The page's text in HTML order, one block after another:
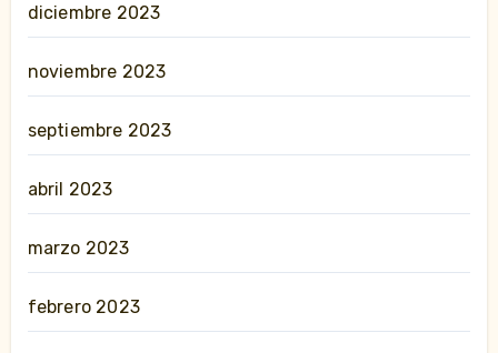
diciembre 2023
noviembre 2023
septiembre 2023
abril 2023
marzo 2023
febrero 2023